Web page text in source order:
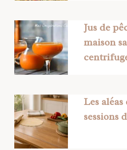
Jus de
maison
Les aléas
sessions